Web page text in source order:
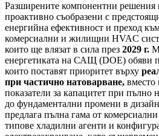
Разширените компонентни решения
проактивно съобразени с
енергийна ефективност и преход
комерсиални и жилищни HVAC
които ще влязат в сила през 2029 г.
енергетиката на САЩ (DOE) обяви
които поставят приоритет върху
при частично натоварване, вместо
показатели за капацитет при пълно
до фундаментални промени в
предлага пълна гама от
типове хладилни агенти и